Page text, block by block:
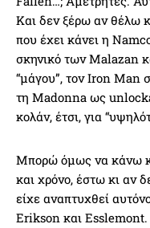
Και δεν ξέρω αν θέλω
που έχει κάνει η
σκηνικό των Malazan
“μάγου”, τον Iron Man
τη Madonna ως
κολάν, έτσι, για
Μπορώ όμως να κάνω
και χρόνο, έστω κι αν
είχε αναπτυχθεί
Erikson και